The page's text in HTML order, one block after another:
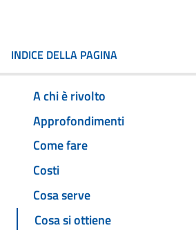
INDICE DELLA PAGINA
A chi è rivolto
Approfondimenti
Come fare
Costi
Cosa serve
Cosa si ottiene